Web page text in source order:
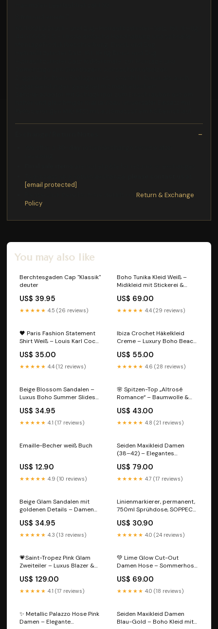
[email protected]
Return & Exchange
Policy
You may also like
Berchtesgaden Cap "Klassik"
deuter
US$ 39.95
★★★★★ 4.5 (26 reviews)
Boho Tunika Kleid Weiß –
Midikleid mit Stickerei &
Damen (36–40)
Sommerschuhe
US$ 69.00
★★★★★ 4.4 (29 reviews)
🖤 Paris Fashion Statement
Shirt Weiß – Louis Karl Coco
Schuhe
US$ 35.00
★★★★★ 4.4 (12 reviews)
Ibiza Crochet Häkelkleid
Creme – Luxury Boho Beach
42) Farbe:Beige
US$ 55.00
★★★★★ 4.6 (28 reviews)
Beige Blossom Sandalen –
Luxus Boho Summer Slides
US$ 34.95
★★★★★ 4.1 (17 reviews)
🌸 Spitzen-Top „Altrosé
Romance“ – Baumwolle &
Material:68% Baumwolle 32%
Poliester
US$ 43.00
★★★★★ 4.8 (21 reviews)
Emaille-Becher weiß Buch
US$ 12.90
★★★★★ 4.9 (10 reviews)
Seiden Maxikleid Damen
(38–42) – Elegantes
Seide Material:100% Seide
US$ 79.00
★★★★★ 4.7 (17 reviews)
Beige Glam Sandalen mit
goldenen Details – Damen
US$ 34.95
★★★★★ 4.3 (13 reviews)
Linienmarkierer, permanent,
750ml Sprühdose, SOPPEC
US$ 30.90
★★★★★ 4.0 (24 reviews)
💗Saint-Tropez Pink Glam
Zweiteiler – Luxus Blazer &
✨ L - letztes Stückl!!
sandalen
US$ 129.00
★★★★★ 4.1 (17 reviews)
💚 Lime Glow Cut-Out
Damen Hose – Sommerhose
Hüftdetails 💚 Muscheln
US$ 69.00
★★★★★ 4.0 (18 reviews)
✨ Metallic Palazzo Hose Pink
Damen – Elegante
Seiden Maxikleid Damen
Blau-Gold – Boho Kleid mit